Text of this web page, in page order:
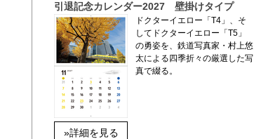
引退記念カレンダー2027 壁掛けタイプ
»詳細を見る
ドクターイエロー「T4」、そ
してドクターイエロー「T5」
の勇姿を、鉄道写真家・村上悠
太による四季折々の厳選した写
真で綴る。